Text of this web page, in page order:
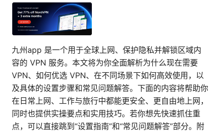
九州app 是一个用于全球上网、保护隐私并解锁区域内
容的 VPN 服务。本文将为你全面解析为什么现在需要
VPN、如何优选 VPN、在不同场景下如何高效使用，以
及具体的设置步骤和常见问题解答。下面的内容将帮助你
在日常上网、工作与旅行中都能更安全、更自由地上网，
同时也提供实操要点和实用技巧。若你想先快速抓住重
点，可以直接跳到“设置指南”和“常见问题解答”部分。附